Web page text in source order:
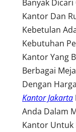
Banyak
Kantor Dan
Kebetulan
Kebutuhan
Kantor Yang
Berbagai
Dengan
Kantor Jakarta
Anda Dalam
Kantor Untuk